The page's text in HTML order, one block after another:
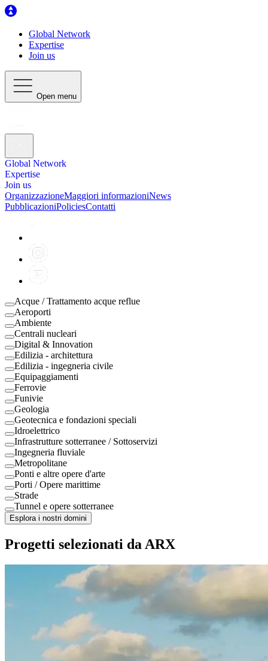
Global Network
Expertise
Join us
Open menu
Global Network
Expertise
Join us
OrganizzazioneMaggiori informazioniNews
PubblicazioniPoliciesContatti
Acque / Trattamento acque reflue
Aeroporti
Ambiente
Centrali nucleari
Digital & Innovation
Edilizia - architettura
Edilizia - ingegneria civile
Equipaggiamenti
Ferrovie
Funivie
Geologia
Geotecnica e fondazioni speciali
Idroelettrico
Infrastrutture sotterranee / Sottoservizi
Ingegneria fluviale
Metropolitane
Ponti e altre opere d'arte
Porti / Opere marittime
Strade
Tunnel e opere sotterranee
Esplora i nostri domini
Progetti selezionati da ARX